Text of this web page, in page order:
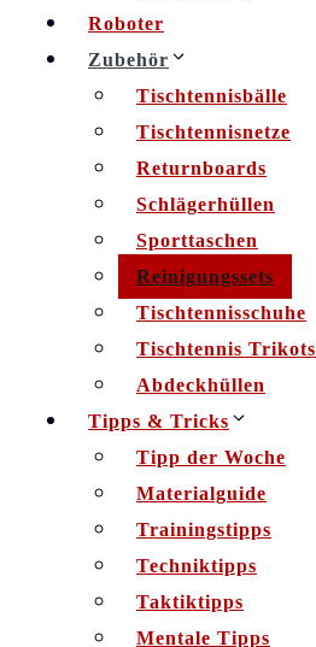
Roboter
Zubehör
Tischtennisbälle
Tischtennisnetze
Returnboards
Schlägerhüllen
Sporttaschen
Reinigungssets
Tischtennisschuhe
Tischtennis Trikots
Abdeckhüllen
Tipps & Tricks
Tipp der Woche
Materialguide
Trainingstipps
Techniktipps
Taktiktipps
Mentale Tipps